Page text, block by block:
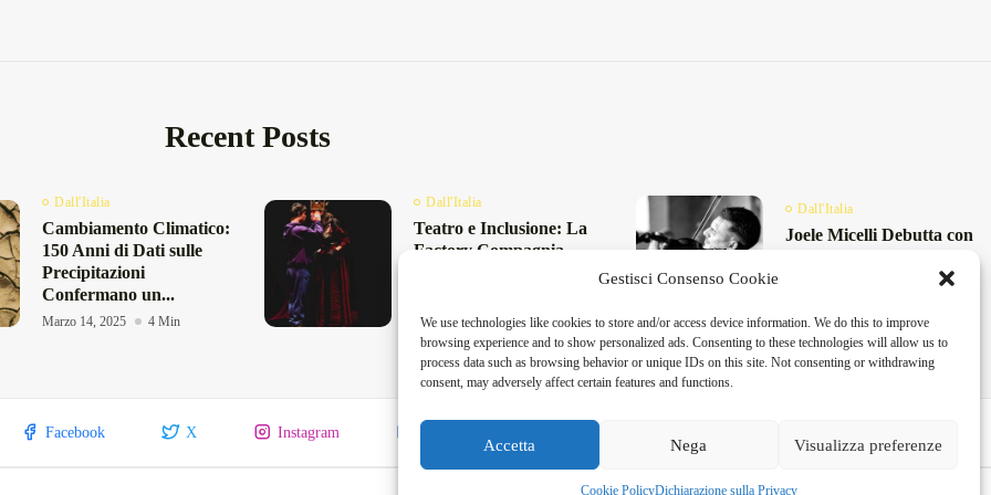
Gestisci Consenso Cookie
We use technologies like cookies to store and/or access device information. We do this to improve
browsing experience and to show personalized ads. Consenting to these technologies will allow us to
process data such as browsing behavior or unique IDs on this site. Not consenting or withdrawing
consent, may adversely affect certain features and functions.
Accetta Nega Visualizza preferenze
Cookie PolicyDichiarazione sulla Privacy
Recent Posts
Dall'Italia
Cambiamento Climatico:
150 Anni di Dati sulle
Precipitazioni
Confermano un...
Marzo 14, 2025 4 Min
Dall'Italia
Teatro e Inclusione: La
Factory Compagnia
Febbraio 10, 2025 6 Min
Dall'Italia
Joele Micelli Debutta con
Incontra il Symphonic...
Facebook X Instagram